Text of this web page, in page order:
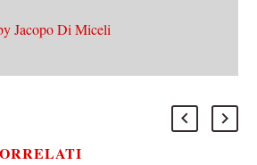
Jacopo Di Miceli